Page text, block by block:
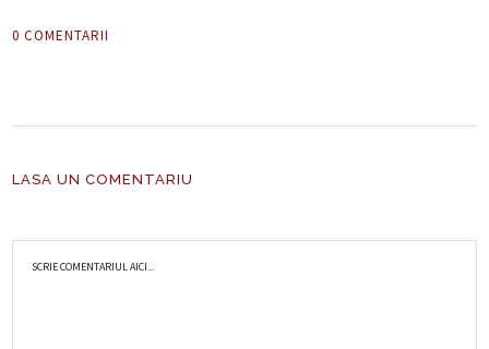
0 COMENTARII
LASA UN COMENTARIU